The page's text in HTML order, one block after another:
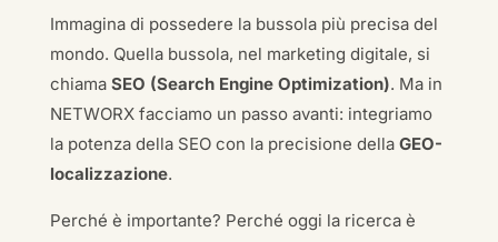
Immagina di possedere la bussola più precisa del
mondo. Quella bussola, nel marketing digitale, si
chiama SEO (Search Engine Optimization). Ma in
NETWORX facciamo un passo avanti: integriamo
la potenza della SEO con la precisione della GEO-
localizzazione.
Perché è importante? Perché oggi la ricerca è